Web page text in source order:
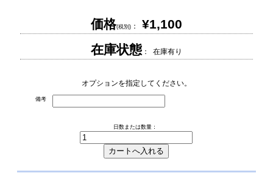
価格(税別)： ¥1,100
在庫状態： 在庫有り
オプションを指定してください。
備考
日数または数量：